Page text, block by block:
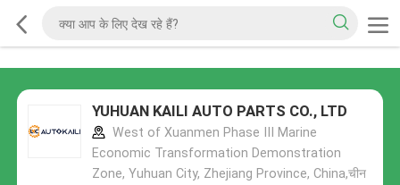
YUHUAN KAILI AUTO PARTS CO., LTD
West of Xuanmen Phase III Marine
Economic Transformation Demonstration
Zone, Yuhuan City, Zhejiang Province, China,चीन